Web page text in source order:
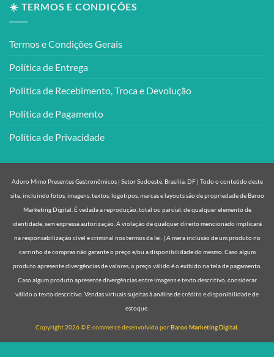
☀️ TERMOS E CONDIÇÕES
Termos e Condições Gerais
Política de Entrega
Política de Recebimento, Troca e Devolução
Política de Pagamento
Política de Privacidade
Adoro Mimo Presentes Gastronômicos | Setor Sudoeste, Brasília, DF | Todo o conteúdo deste
site, incluindo fotos, imagens, textos, logotipos, marcas e layouts são de propriedade de Baroo
Marketing Digital. É vedada a reprodução, total ou parcial, de qualquer elemento de
identidade, sem expressa autorização. A violação de qualquer direito mencionado implicará
na responsabilização cível e criminal nos termos da lei. | A mera inclusão de um produto no
carrinho de compras não garante o preço e/ou a disponibilidade do mesmo. Caso algum
produto apresente divergências de valores, o preço válido é o exibido na tela de pagamento.
Caso algum produto apresente divergências entre imagens e texto descritivo, considerar
válido o texto descritivo. Vendas virtuais sujeitas à análise de crédito e disponibilidade de
estoque.
Copyright 2026 © E-commerce desenvolvido porBaroo Marketing Digital.